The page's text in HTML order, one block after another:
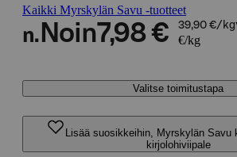
Kaikki Myrskylän Savu -tuotteet
n. Noin7,98 € 39,90 €/kg
€/kg
Valitse toimitustapa
Lisää suosikkeihin, Myrskylän Savu
kirjolohiviipale